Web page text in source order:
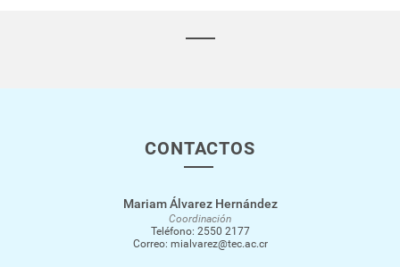
CONTACTOS
Mariam Álvarez Hernández
Coordinación
Teléfono: 2550 2177
Correo: mialvarez@tec.ac.cr